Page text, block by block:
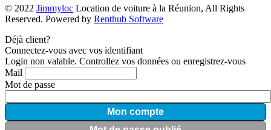
© 2022 Jimmyloc Location de voiture à la Réunion, All Rights
Reserved. Powered by Renthub Software
Déjà client?
Connectez-vous avec vos identifiant
Login non valable. Controllez vos données ou enregistrez-vous
Mail
Mot de passe
Mon compte